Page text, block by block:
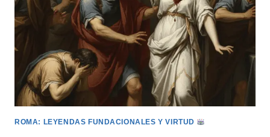
ROMA: LEYENDAS FUNDACIONALES Y VIRTUD